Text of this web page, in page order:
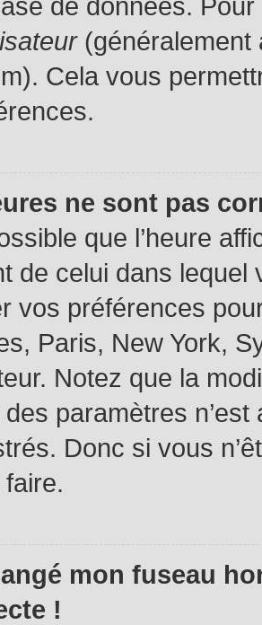
(généralement
Cela vous
ne sont pas
que l’heure
de celui dans
vos préférences
Paris, New York,
Notez que la
paramètres
Donc si vous
mon fuseau
!